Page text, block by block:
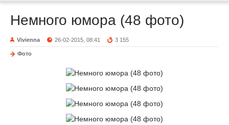
Немного юмора (48 фото)
Vivienna 26-02-2015, 08:41 3 155
Фото